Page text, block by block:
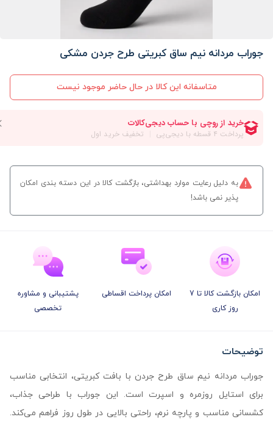
جوراب مردانه نیم ساق کبریتی طرح جردن مشکی
متاسفانه این کالا در حال حاضر موجود نیست
به دلیل رعایت موارد بهداشتی، بازگشت کالا در این دسته بندی امکان
پذیر نمی باشد!
امکان بازگشت کالا تا 7
روز کاری
امکان پرداخت اقساطی
پشتیبانی و مشاوره
تخصصی
توضیحات
جوراب مردانه نیم ساق طرح جردن با بافت کبریتی، انتخابی مناسب
برای استایل روزمره و اسپرت است. این جوراب با طراحی جذاب،
کشسانی مناسب و پارچه نرم، راحتی بالایی در طول روز فراهم می‌کند.